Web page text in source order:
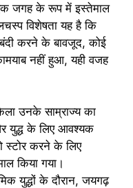
जगह के रूप में इस्तेमाल
विशेषता यह है कि
करने के बावजूद, कोई
नहीं हुआ, यही वजह
उनके साम्राज्य का
युद्ध के लिए आवश्यक
स्टोर करने के लिए
किया गया।
युद्धों के दौरान, जयगढ़